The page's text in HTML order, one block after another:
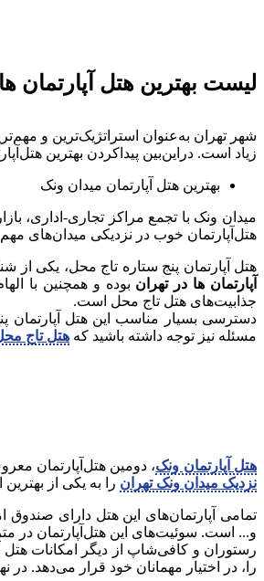
لیست بهترین هتل‌ آپارتمان‌
شهر تهران به‌عنوان استراتژیک‌ترین و
زیاد است. دراین‌بین پیداکردن بهترین
بهترین هتل‌ آپارتمان میدان ونک
میدان ونک با تجمع مراکز تجاری-اداری،
هتل‌آپارتمان خوب در نزدیکی میدان‌های
هتل‌ آپارتمان پنج ستاره تاج محل، یکی از شناخته شده‌ترین
آپارتمان‌ ها در تهران بوده و همچنین با
جذابیت‌های هتل تاج‌ محل است.
دسترسی بسیار مناسب این هتل‌ آپارتمان
مسئله نیز توجه داشته باشید که هتل تاج‌
هتل‌ آپارتمان ونک، دومین هتل‌آپارتمان معروف در این محله است. این هتل‌آپارتمان
نزدیک میدان ونک تهران را به یکی از
تمامی آپارتمان‌های این هتل دارای صندوق
و... است. سوئیت‌های این هتل‌آپارتمان در متراژ تقریبی 20 متر بوده و آپارتمان‌های این هتل نیز،
رستوران و کافی‌شاپ از دیگر امکانات هتل‌
را، در اختیار مهمانان خود قرار می‌دهد.